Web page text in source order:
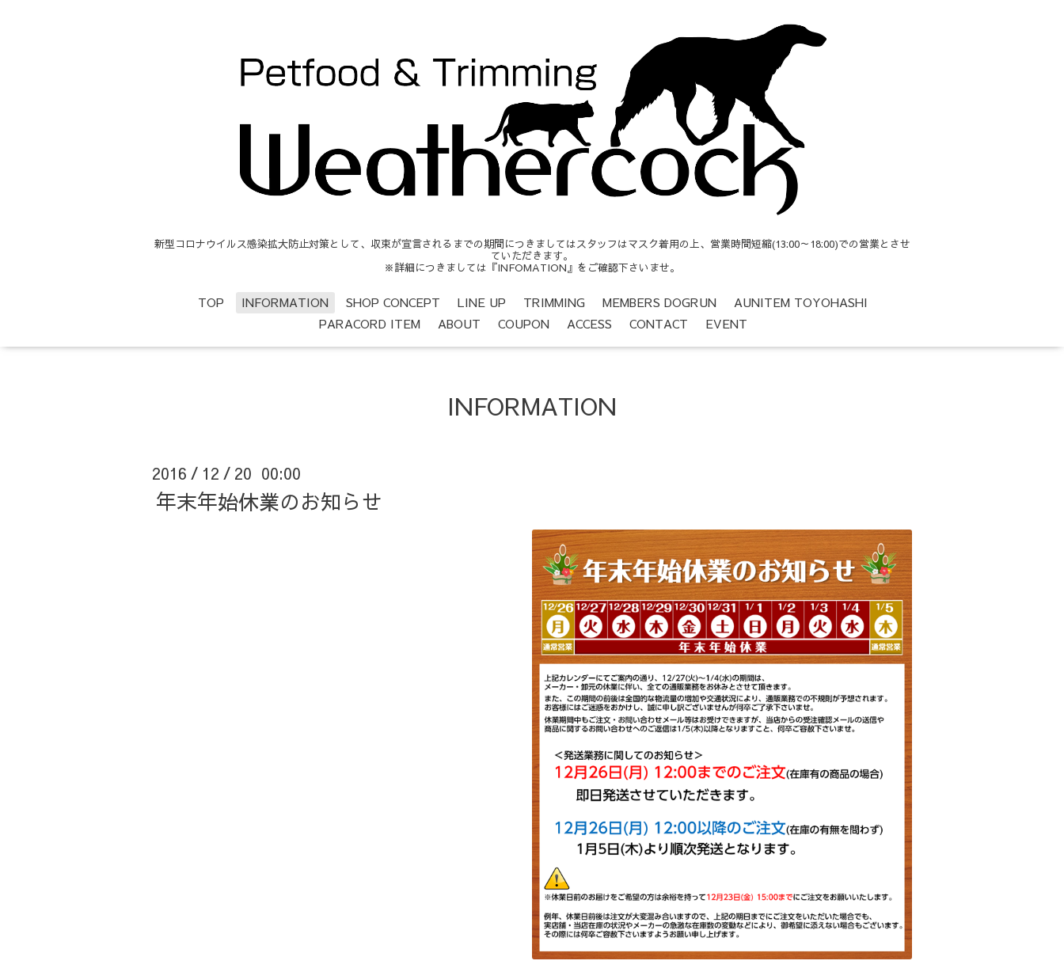
新型コロナウイルス感染拡大防止対策として、収束が宣言されるまでの期間につきましてはスタッフはマスク着用の上、営業時間短縮(13:00～18:00)での営業とさせ
ていただきます。
※詳細につきましては『INFOMATION』をご確認下さいませ。
TOP INFORMATION SHOP CONCEPT LINE UP TRIMMING MEMBERS DOGRUN
AUNITEM TOYOHASHI
PARACORD ITEM
ABOUT COUPON ACCESS CONTACT EVENT
INFORMATION
2016 / 12 / 20 00:00
年末年始休業のお知らせ